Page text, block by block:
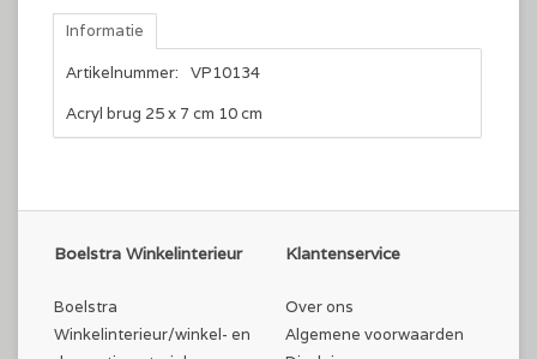
Informatie
Artikelnummer:
VP10134
Acryl brug 25 x 7 cm 10 cm
Boelstra Winkelinterieur
Boelstra
Winkelinterieur/winkel- en
Klantenservice
Over ons
Algemene voorwaarden